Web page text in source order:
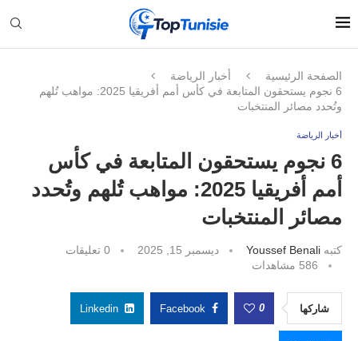
الصفحة الرئيسية
أخبار الرياضة
6 نجوم يستحقون المتابعة في كأس أمم أفريقيا 2025: مواهب تُلهم
وتُحدد مصائر المنتخبات
أخبار الرياضة
6 نجوم يستحقون المتابعة في كأس
أمم أفريقيا 2025: مواهب تُلهم وتُحدد
مصائر المنتخبات
كتبه Youssef Benali ديسمبر 15, 2025
0 تعليقات
586 مشاهدات
شاركها 0
Facebook
Linkedin